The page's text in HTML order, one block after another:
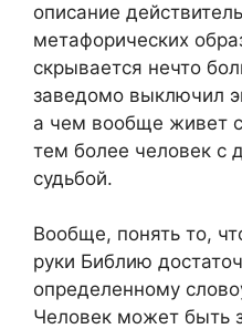
описание
метафорических
скрывается нечто
заведомо выключил
а чем вообще живет
тем более человек с
судьбой.
Вообще, понять то,
руки Библию
определенному
Человек может быть